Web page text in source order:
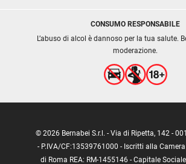
CONSUMO RESPONSABILE
L’abuso di alcol è dannoso per la tua salute.
moderazione.
© 2026 Bernabei S.r.l. - Via di Ripetta, 142 -
- P.IVA/CF:13539761000 - Iscritti alla
di Roma REA: RM-1455146 - Capitale